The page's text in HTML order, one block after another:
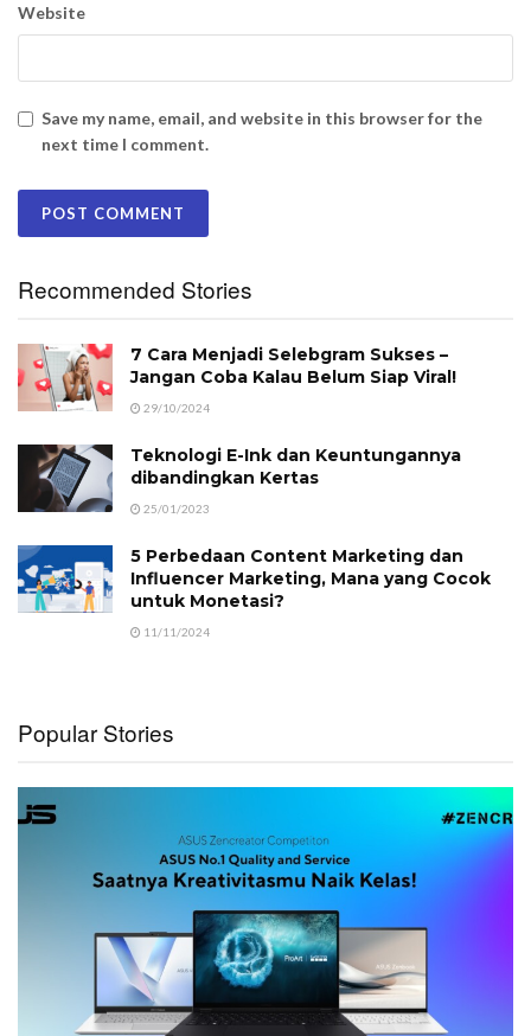
Website
Save my name, email, and website in this browser for the
next time I comment.
Recommended Stories
7 Cara Menjadi Selebgram Sukses –
Jangan Coba Kalau Belum Siap Viral!
29/10/2024
Teknologi E-Ink dan Keuntungannya
dibandingkan Kertas
25/01/2023
5 Perbedaan Content Marketing dan
Influencer Marketing, Mana yang Cocok
untuk Monetasi?
11/11/2024
Popular Stories